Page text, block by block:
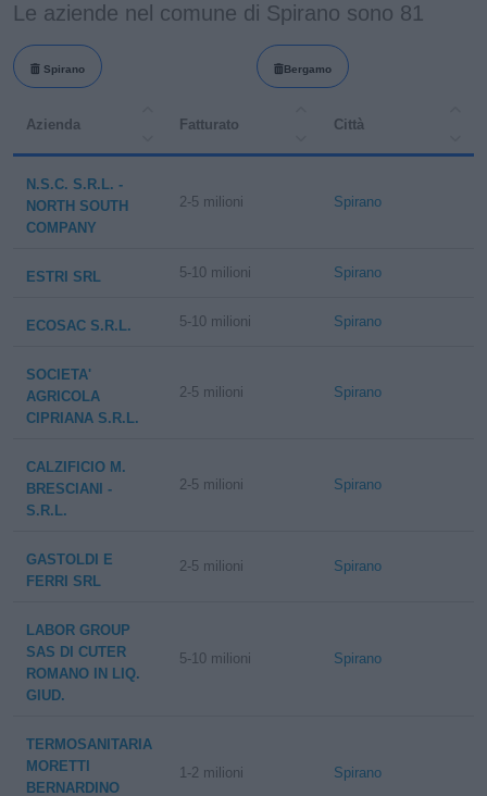
Le aziende nel comune di Spirano sono 81
Spirano Bergamo
Azienda Fatturato Città
N.S.C. S.R.L. -
NORTH SOUTH
COMPANY
2-5 milioni Spirano
ESTRI SRL 5-10 milioni Spirano
ECOSAC S.R.L. 5-10 milioni Spirano
SOCIETA'
AGRICOLA
CIPRIANA S.R.L.
2-5 milioni Spirano
CALZIFICIO M.
BRESCIANI -
S.R.L.
2-5 milioni Spirano
GASTOLDI E
FERRI SRL
2-5 milioni Spirano
LABOR GROUP
SAS DI CUTER
ROMANO IN LIQ.
GIUD.
5-10 milioni Spirano
TERMOSANITARIA
MORETTI
BERNARDINO
1-2 milioni Spirano